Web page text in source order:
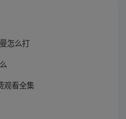
怎么打
观看全集